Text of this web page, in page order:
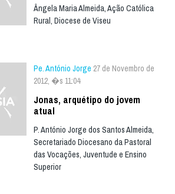
Ângela Maria Almeida, Ação Católica
Rural, Diocese de Viseu
Pe. António Jorge 27 de Novembro de
2012, �s 11:04
Jonas, arquétipo do jovem
atual
P. António Jorge dos Santos Almeida,
Secretariado Diocesano da Pastoral
das Vocações, Juventude e Ensino
Superior